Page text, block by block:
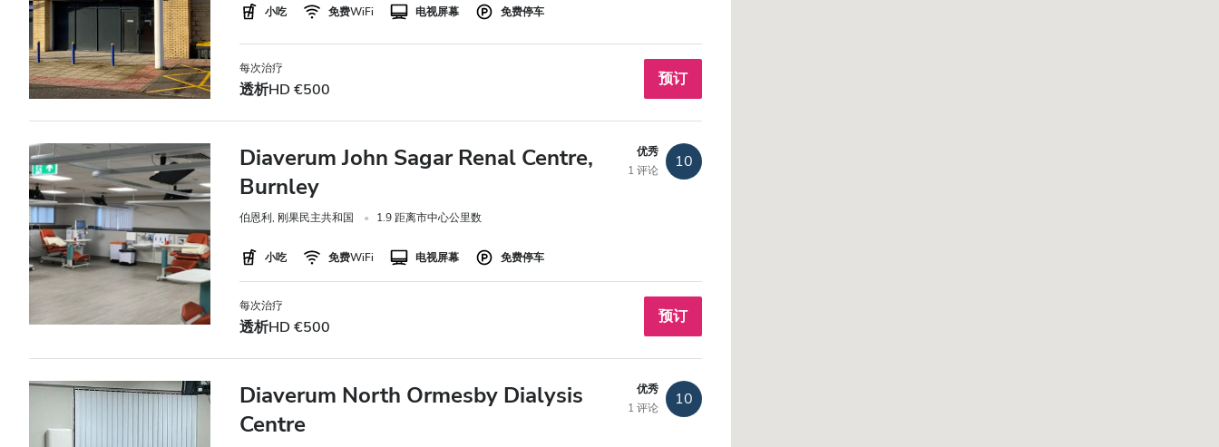
班次
下午
晚上
深夜
非常好
优秀
小吃 免费WiFi 电视屏幕 免费停车
每次治疗
透析HD €500
预订
Diaverum John Sagar Renal Centre,
Burnley
伯恩利, 刚果民主共和国 1.9 距离市中心公里数
优秀
1 评论
10
小吃 免费WiFi 电视屏幕 免费停车
每次治疗
透析HD €500
预订
Diaverum North Ormesby Dialysis
Centre
优秀
1 评论
10